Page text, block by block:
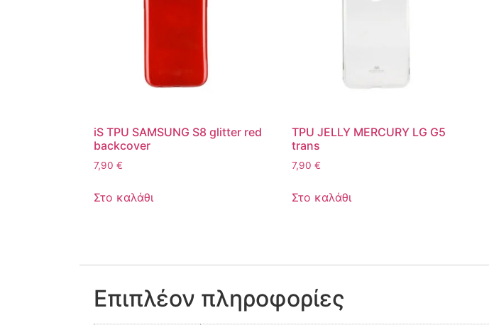
iS TPU SAMSUNG S8 glitter red
backcover
7,90 €
Στο καλάθι
TPU JELLY MERCURY LG G5
trans
7,90€
Στο καλάθι
Επιπλέον πληροφορίες